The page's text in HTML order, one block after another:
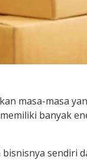
masa-masa
banyak
sendiri